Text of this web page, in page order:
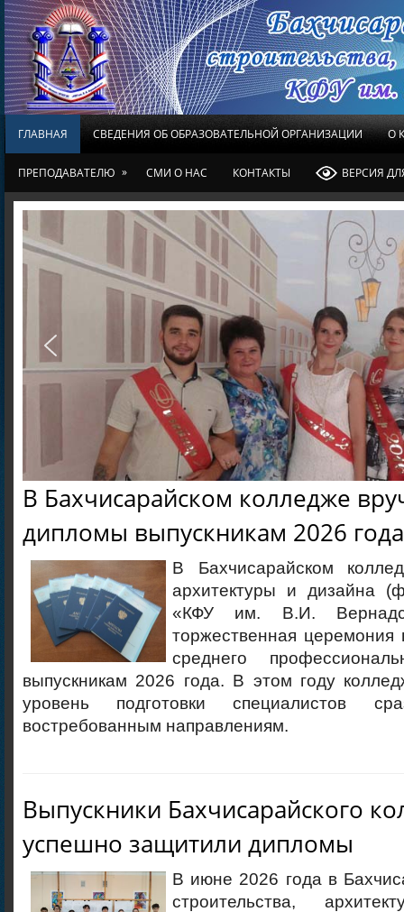
ГЛАВНАЯ СВЕДЕНИЯ ОБ ОБРАЗОВАТЕЛЬНОЙ ОРГАНИЗАЦИИ О
ПРЕПОДАВАТЕЛЮ » СМИ О НАС КОНТАКТЫ ВЕРСИЯ
В Бахчисарайском колледже
дипломы выпускникам 2026 года
В Бахчисарайском
архитектуры и дизайна
«КФУ им. В.И.
торжественная церемония
среднего
выпускникам 2026 года. В этом году
уровень подготовки специалистов
востребованным направлениям.
Выпускники Бахчисарайского
успешно защитили дипломы
В июне 2026 года в
строительства,